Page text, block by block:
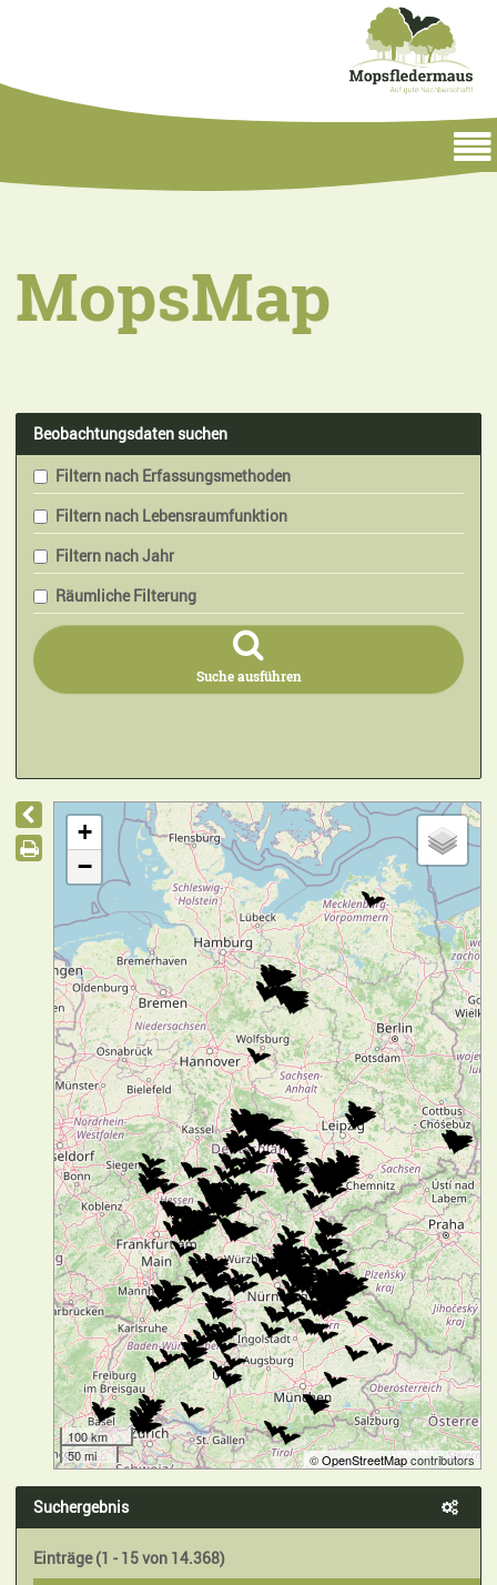
MopsMap
Beobachtungsdaten suchen
Filtern nach Erfassungsmethoden
Filtern nach Lebensraumfunktion
Filtern nach Jahr
Räumliche Filterung
Suche ausführen
+
−
100 km
50 mi
©OpenStreetMapcontributors
Suchergebnis
Einträge (1 - 15 von 14.368)